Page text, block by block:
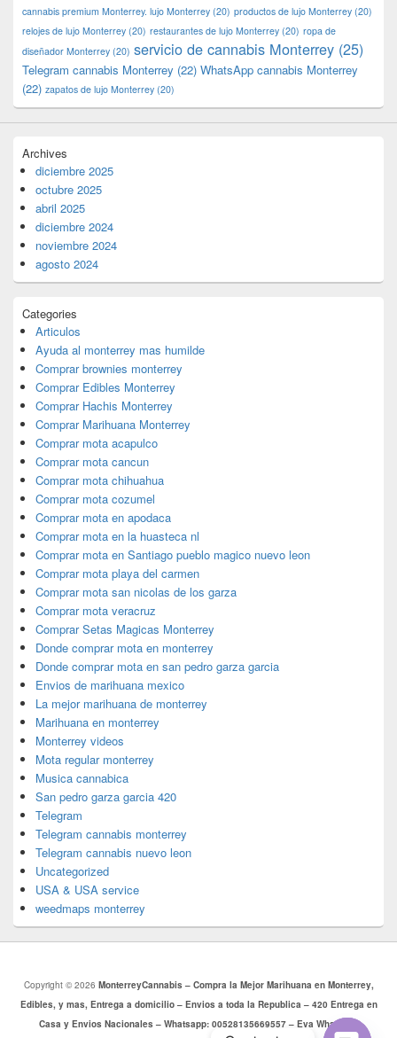
cannabis premium Monterrey. lujo Monterrey (20) productos de lujo Monterrey (20)
relojes de lujo Monterrey (20) restaurantes de lujo Monterrey (20) ropa de
diseñador Monterrey (20) servicio de cannabis Monterrey (25)
Telegram cannabis Monterrey (22) WhatsApp cannabis Monterrey
(22) zapatos de lujo Monterrey (20)
Archives
diciembre 2025
octubre 2025
abril 2025
diciembre 2024
noviembre 2024
agosto 2024
Categories
Articulos
Ayuda al monterrey mas humilde
Comprar brownies monterrey
Comprar Edibles Monterrey
Comprar Hachis Monterrey
Comprar Marihuana Monterrey
Comprar mota acapulco
Comprar mota cancun
Comprar mota chihuahua
Comprar mota cozumel
Comprar mota en apodaca
Comprar mota en la huasteca nl
Comprar mota en Santiago pueblo magico nuevo leon
Comprar mota playa del carmen
Comprar mota san nicolas de los garza
Comprar mota veracruz
Comprar Setas Magicas Monterrey
Donde comprar mota en monterrey
Donde comprar mota en san pedro garza garcia
Envios de marihuana mexico
La mejor marihuana de monterrey
Marihuana en monterrey
Monterrey videos
Mota regular monterrey
Musica cannabica
San pedro garza garcia 420
Telegram
Telegram cannabis monterrey
Telegram cannabis nuevo leon
Uncategorized
USA & USA service
weedmaps monterrey
Copyright © 2026 MonterreyCannabis – Compra la Mejor Marihuana en Monterrey,
Edibles, y mas, Entrega a domicilio – Envios a toda la Republica – 420 Entrega en
Casa y Envios Nacionales – Whatsapp: 00528135669557 – Eva Whatsapp